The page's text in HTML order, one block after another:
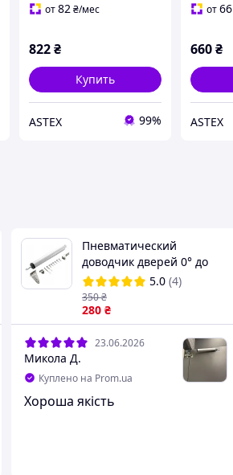
от82 ₴/мес
822 ₴
Купить
ASTEX 99%
от66
660₴
ASTEX
Пневматический
доводчик дверей 0° до
100° до 35 кг5.0 (4)
280 ₴
350₴
23.06.2026
Микола Д.
Куплено на Prom.ua
Хороша якість